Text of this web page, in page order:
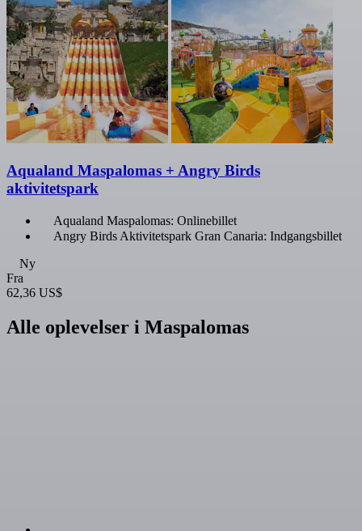
Aqualand Maspalomas + Angry Birds
aktivitetspark
Aqualand Maspalomas: Onlinebillet
Angry Birds Aktivitetspark Gran Canaria: Indgangsbillet
Ny
Fra
62,36 US$
Alle oplevelser i Maspalomas